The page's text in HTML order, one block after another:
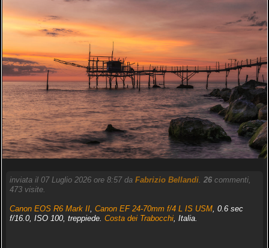
inviata il 07 Luglio 2026 ore 8:57 da Fabrizio Bellandi. 26commenti,
473 visite.
Canon EOS R6 Mark II, Canon EF 24-70mm f/4 L IS USM, 0.6 sec
f/16.0, ISO 100, treppiede. Costa dei Trabocchi, Italia.